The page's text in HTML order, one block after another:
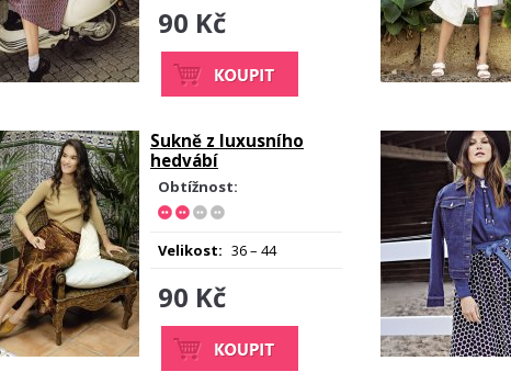
90 Kč
Sukně z luxusního
hedvábí
Obtížnost:
Velikost: 36 – 44
90 Kč